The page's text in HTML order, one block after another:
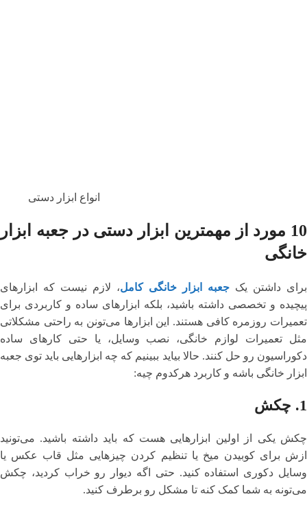
انواع ابزار دستی
10 مورد از مهمترین ابزار دستی در جعبه ابزار
خانگی
برای داشتن یک جعبه ابزار خانگی کامل، لازم نیست که ابزارهای
پیچیده و تخصصی داشته باشید، بلکه ابزارهای ساده و کاربردی برای
تعمیرات روزمره کافی هستند. این ابزارها می‌تونن به راحتی مشکلاتی
مثل تعمیرات لوازم خانگی، نصب وسایل، یا حتی کارهای ساده
دکوراسیون رو حل کنند. حالا بیاید ببینیم که چه ابزارهایی باید توی جعبه
ابزار خانگی باشه و کاربرد هرکدوم چیه:
1. چکش
چکش یکی از اولین ابزارهایی هست که باید داشته باشید. می‌تونید
ازش برای کوبیدن میخ یا تنظیم کردن چیزهایی مثل قاب عکس یا
وسایل دکوری استفاده کنید. حتی اگه دیوار رو خراب کردید، چکش
می‌تونه به شما کمک کنه تا مشکل رو برطرف کنید.